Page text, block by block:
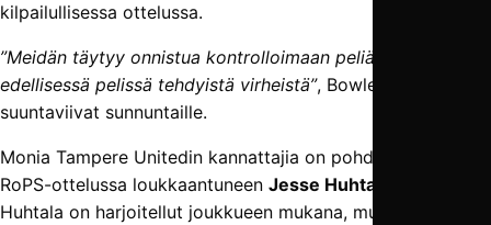
kilpailullisessa ottelussa.
”Meidän täytyy onnistua kontrolloimaan peliä ja oppia
edellisessä pelissä tehdyistä virheistä”, Bowles paaluttaa
suuntaviivat sunnuntaille.
Monia Tampere Unitedin kannattajia on pohdituttanut
RoPS-ottelussa loukkaantuneen Jesse Huhtalan
Huhtala on harjoitellut joukkueen mukana, mutta vielä on